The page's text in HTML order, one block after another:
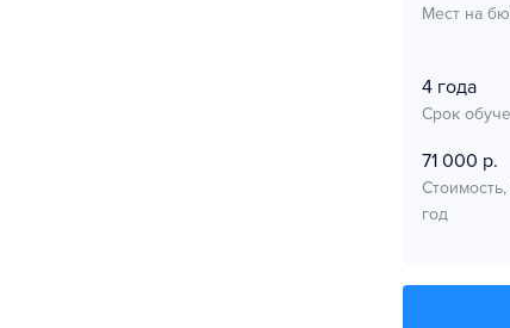
Мест на
4 года
Срок
71 000 р.
Стоимость,
год